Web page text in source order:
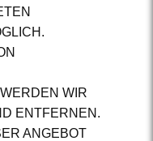
WIR
ENTFERNEN.
ANGEBOT